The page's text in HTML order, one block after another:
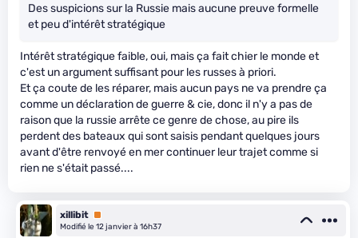
Des suspicions sur la Russie mais aucune preuve formelle
et peu d'intérêt stratégique
Intérêt stratégique faible, oui, mais ça fait chier le monde et
c'est un argument suffisant pour les russes à priori.
Et ça coute de les réparer, mais aucun pays ne va prendre ça
comme un déclaration de guerre & cie, donc il n'y a pas de
raison que la russie arrête ce genre de chose, au pire ils
perdent des bateaux qui sont saisis pendant quelques jours
avant d'être renvoyé en mer continuer leur trajet comme si
rien ne s'était passé....
xillibit Premium
Modifié le 12 janvier à 16h37